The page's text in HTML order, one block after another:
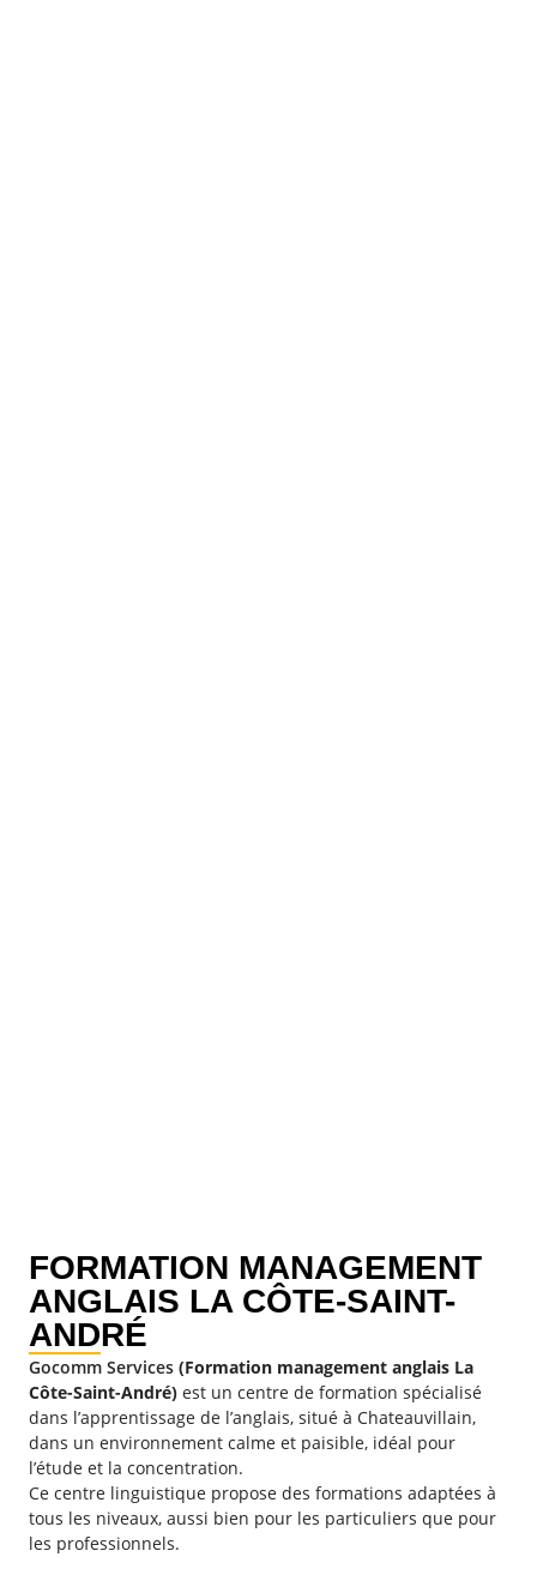
FORMATION MANAGEMENT
ANGLAIS LA CÔTE-SAINT-
ANDRÉ
Gocomm Services (Formation management anglais La
Côte-Saint-André) est un centre de formation spécialisé
dans l’apprentissage de l’anglais, situé à Chateauvillain,
dans un environnement calme et paisible, idéal pour
l’étude et la concentration.
Ce centre linguistique propose des formations adaptées à
tous les niveaux, aussi bien pour les particuliers que pour
les professionnels.